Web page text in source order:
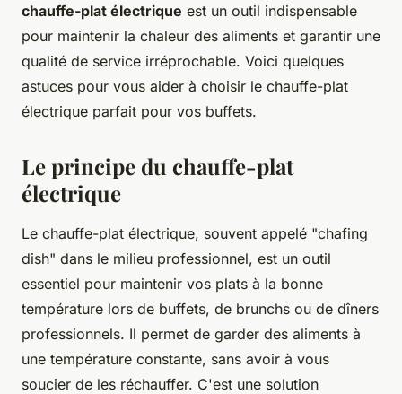
chauffe-plat électrique est un outil indispensable
pour maintenir la chaleur des aliments et garantir une
qualité de service irréprochable. Voici quelques
astuces pour vous aider à choisir le chauffe-plat
électrique parfait pour vos buffets.
Le principe du chauffe-plat
électrique
Le chauffe-plat électrique, souvent appelé "chafing
dish" dans le milieu professionnel, est un outil
essentiel pour maintenir vos plats à la bonne
température lors de buffets, de brunchs ou de dîners
professionnels. Il permet de garder des aliments à
une température constante, sans avoir à vous
soucier de les réchauffer. C'est une solution